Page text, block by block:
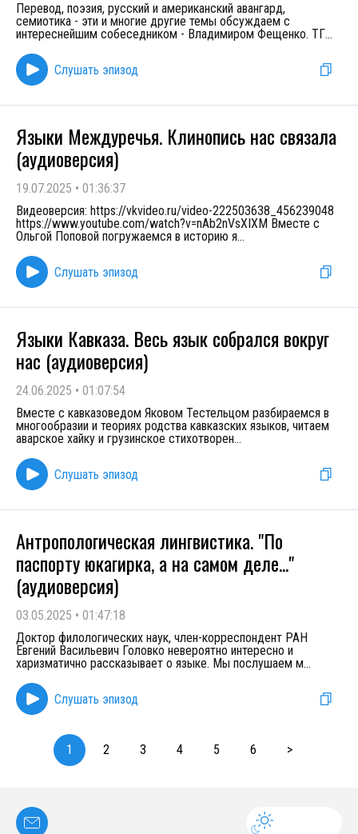
Перевод, поэзия, русский и американский авангард,
семиотика - эти и многие другие темы обсуждаем с
интереснейшим собеседником - Владимиром Фещенко. ТГ...
Слушать эпизод
Языки Междуречья. Клинопись нас связала
(аудиоверсия)
19.07.2025 • 01:36:37
Видеоверсия: https://vkvideo.ru/video-222503638_456239048
https://www.youtube.com/watch?v=nAb2nVsXIXM Вместе с
Ольгой Поповой погружаемся в историю я...
Слушать эпизод
Языки Кавказа. Весь язык собрался вокруг
нас (аудиоверсия)
24.06.2025 • 01:07:54
Вместе с кавказоведом Яковом Тестельцом разбираемся в
многообразии и теориях родства кавказских языков, читаем
аварское хайку и грузинское стихотворен...
Слушать эпизод
Антропологическая лингвистика. "По
паспорту юкагирка, а на самом деле..."
(аудиоверсия)
03.05.2025 • 01:47:18
Доктор филологических наук, член-корреспондент РАН
Евгений Васильевич Головко невероятно интересно и
харизматично рассказывает о языке. Мы послушаем м...
Слушать эпизод
1 2 3 4 5 6 >